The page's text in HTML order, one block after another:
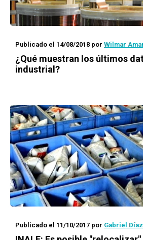
Publicado el 14/08/2018 por Wilmar
¿Qué muestran los últimos
industrial?
Publicado el 11/10/2017 por Gabriel Díaz